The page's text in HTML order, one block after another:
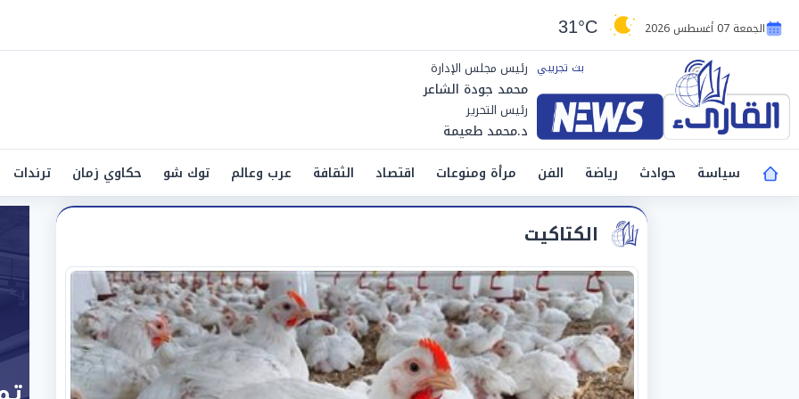
الجمعة 07 أغسطس 2026 31°C
رئيس مجلس الإدارة
محمد جودة الشاعر
رئيس التحرير
د.محمد طعيمة
سياسة
حوادث رياضة الفن مرأة ومنوعات اقتصاد الثقافة عرب وعالم توك شو حكاوي زمان ترندات
الكتاكيت